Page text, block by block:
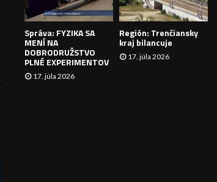
N
I
Správa: FYZIKA SA
MENÍ NA
DOBRODRUŽSTVO
PLNÉ EXPERIMENTOV
17. júla 2026
Región: Trenčiansky
kraj bilancuje
17. júla 2026